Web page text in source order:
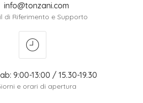
info@tonzani.com
di Riferimento e Supporto
9:00-13:00 / 15.30-19.30
e orari di apertura